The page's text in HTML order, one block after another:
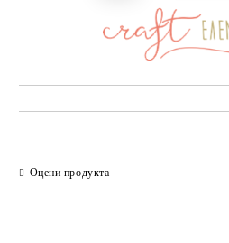
Оцени продукта